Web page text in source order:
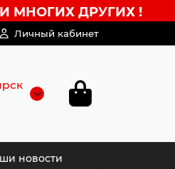
И МНОГИХ ДРУГИХ !
Личный кабинет
новости